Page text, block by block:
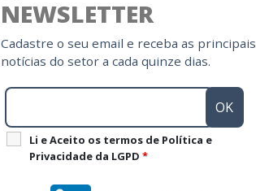
NEWSLETTER
Cadastre o seu email e receba as principais
notícias do setor a cada quinze dias.
Li e Aceito os termos de Política e
Privacidade da LGPD *